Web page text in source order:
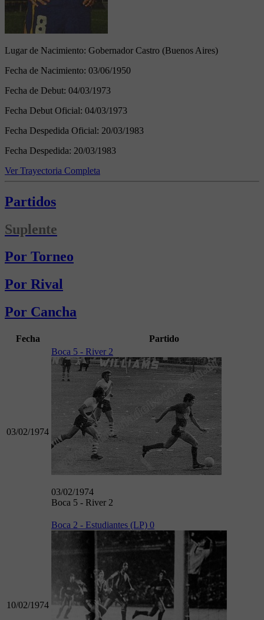
Lugar de Nacimiento: Gobernador Castro (Buenos Aires)
Fecha de Nacimiento: 03/06/1950
Fecha de Debut: 04/03/1973
Fecha Debut Oficial: 04/03/1973
Fecha Despedida Oficial: 20/03/1983
Fecha Despedida: 20/03/1983
Ver Trayectoria Completa
Partidos
Suplente
Por Torneo
Por Rival
Por Cancha
Fecha Partido
03/02/1974
Boca 5 - River 2
03/02/1974
Boca 5 - River 2
10/02/1974
Boca 2 - Estudiantes (LP) 0